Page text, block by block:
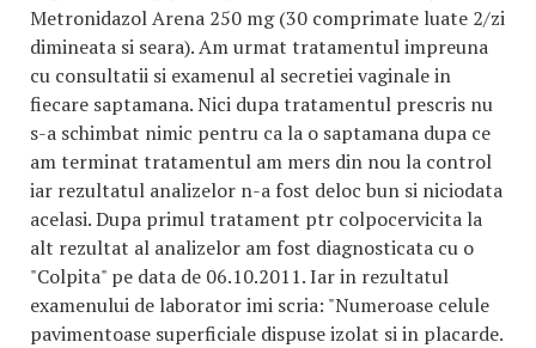
Metronidazol Arena 250 mg (30 comprimate luate 2/zi
dimineata si seara). Am urmat tratamentul impreuna
cu consultatii si examenul al secretiei vaginale in
fiecare saptamana. Nici dupa tratamentul prescris nu
s-a schimbat nimic pentru ca la o saptamana dupa ce
am terminat tratamentul am mers din nou la control
iar rezultatul analizelor n-a fost deloc bun si niciodata
acelasi. Dupa primul tratament ptr colpocervicita la
alt rezultat al analizelor am fost diagnosticata cu o
"Colpita" pe data de 06.10.2011. Iar in rezultatul
examenului de laborator imi scria: "Numeroase celule
pavimentoase superficiale dispuse izolat si in placarde.